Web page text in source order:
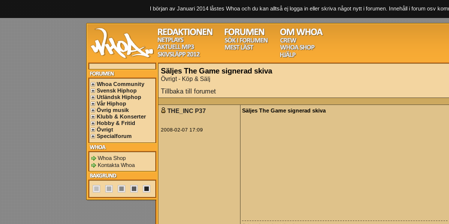
I början av Januari 2014 låstes Whoa och du kan alltså ej logga in eller skriva något nytt i forumen. Innehåll i forum osv
Whoa Community
Svensk Hiphop
Utländsk Hiphop
Vår Hiphop
Övrig musik
Klubb & Konserter
Hobby & Fritid
Övrigt
Specialforum
Whoa Shop
Kontakta Whoa
Säljes The Game signerad skiva
Övrigt - Köp & Sälj
Tillbaka till forumet
THE_INC P37
2008-02-07 17:09
Säljes The Game signerad skiva